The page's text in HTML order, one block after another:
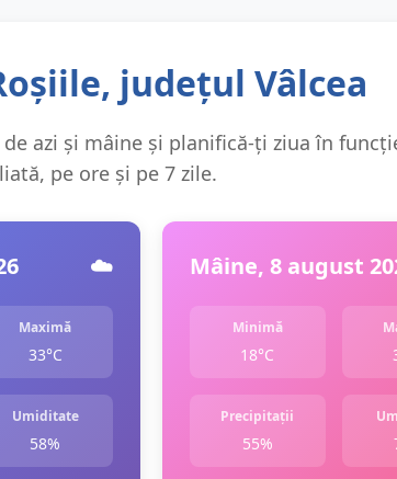
județul Vâlcea
azi și mâine și planifică-ți ziua în
pe ore și pe 7 zile.
☁️
Maximă
33°C
Umiditate
58%
Mâine, 8 august
Minimă
18°C
Precipitații
55%